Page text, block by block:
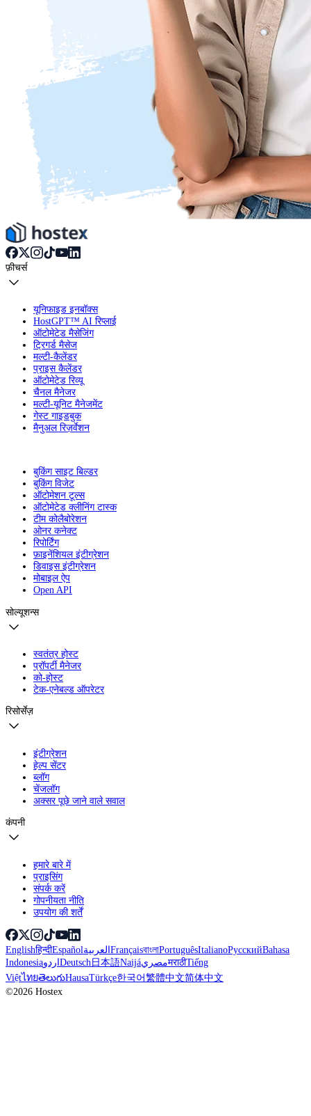
फ़ीचर्स
यूनिफाइड इनबॉक्स
HostGPT™ AI रिप्लाई
ऑटोमेटेड मैसेजिंग
ट्रिगर्ड मैसेज
मल्टी-कैलेंडर
प्राइस कैलेंडर
ऑटोमेटेड रिव्यू
चैनल मैनेजर
मल्टी-यूनिट मैनेजमेंट
गेस्ट गाइडबुक
मैनुअल रिज़र्वेशन
बुकिंग साइट बिल्डर
बुकिंग विजेट
ऑटोमेशन टूल्स
ऑटोमेटेड क्लीनिंग टास्क
टीम कोलैबोरेशन
ओनर कनेक्ट
रिपोर्टिंग
फ़ाइनेंशियल इंटीग्रेशन
डिवाइस इंटीग्रेशन
मोबाइल ऐप
Open API
सोल्यूशन्स
स्वतंत्र होस्ट
प्रॉपर्टी मैनेजर
को-होस्ट
टेक-एनेबल्ड ऑपरेटर
रिसोर्सेज़
इंटीग्रेशन
हेल्प सेंटर
ब्लॉग
चेंजलॉग
अक्सर पूछे जाने वाले सवाल
कंपनी
हमारे बारे में
प्राइसिंग
संपर्क करें
गोपनीयता नीति
उपयोग की शर्तें
Englishहिन्दीEspañolالعربيةFrançaisবাংলাPortuguêsItalianoРусскийBahasa
IndonesiaاردوDeutsch日本語NaijáمصريमराठीTiếng
ViệtไทยతెలుగుHausaTürkçe한국어繁體中文简体中文
©2026 Hostex